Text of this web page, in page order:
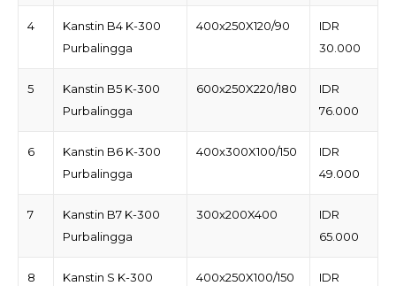
4
Kanstin B4 K-300
Purbalingga
400x250X120/90
IDR
30.000
5
Kanstin B5 K-300
Purbalingga
600x250X220/180
IDR
76.000
6
Kanstin B6 K-300
Purbalingga
400x300X100/150
IDR
49.000
7
Kanstin B7 K-300
Purbalingga
300x200X400
IDR
65.000
8
Kanstin S K-300
400x250X100/150
IDR